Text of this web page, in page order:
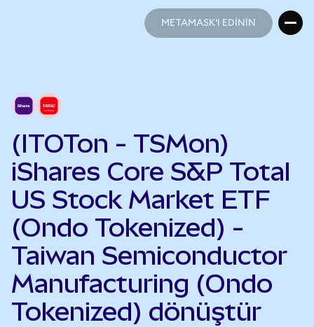
METAMASK'I EDİNİN
(ITOTon - TSMon)
iShares Core S&P Total
US Stock Market ETF
(Ondo Tokenized) -
Taiwan Semiconductor
Manufacturing (Ondo
Tokenized) dönüştür